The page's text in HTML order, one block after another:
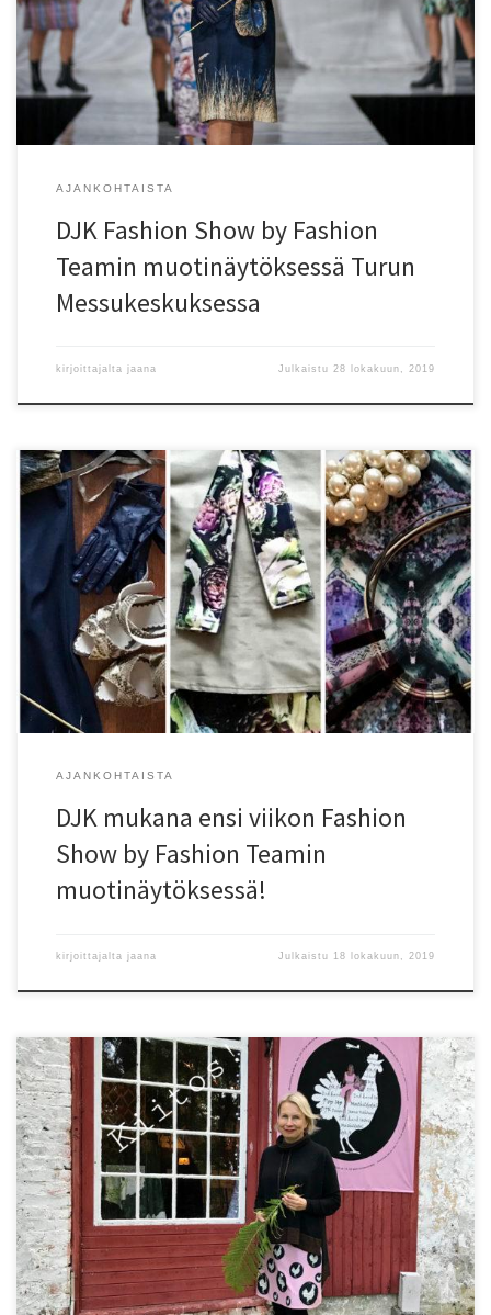
vasemmalta oikealle: Swallow water, The perfect measures of
Apollo Belvedere, Early Pearly Birds, Whispering reeds, Amathyst
crystals of nature, Tempo di carciofi
AJANKOHTAISTA
DJK Fashion Show by Fashion
Teamin muotinäytöksessä Turun
Messukeskuksessa
kirjoittajalta jaana Julkaistu 28 lokakuun, 2019
DJK valmistautuu ensi viikon suureen muotinäytökseen🤩DJK
Design Jaana Kähönen on mukana kuudella asulla ja sisääntulolla
Fashion Show by Fashion Teamin muotinäytöksessä Turun
Messukeskuksessa viikonloppuna 25-27.10, näytökset pe klo 13 ja
16, la/su klo 12 ja 15 – lämpimästi tervetuloa 🌟
AJANKOHTAISTA
DJK mukana ensi viikon Fashion
Show by Fashion Teamin
muotinäytöksessä!
kirjoittajalta jaana Julkaistu 18 lokakuun, 2019
Mathildedalin (Salo) ruukinrannan DJK PopUp galleria on sulkenut
tältä kaudelta. Lämmin kiitos kaikista kauniista kohtaamisista kesän
aikana ❤️Galleria on avoinna la 30.11 joulumarkkinoiden
yhteydessä ja kokoaikaisesti taas toukokuussa 2020.DJK kankaita ja
tekstiilituotteita voi tilata suoraan painosta: elobina.fi/tuote-
osasto/suunnittelijat/djk-designOle mielellään yhteydessä jos
haluat esim. sisustustauluja tai yksilöllisiä kuoseja!